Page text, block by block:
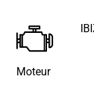
Moteur